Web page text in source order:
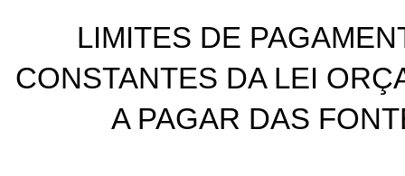
LIMITES DE
CONSTANTES DA LEI
A PAGAR DAS